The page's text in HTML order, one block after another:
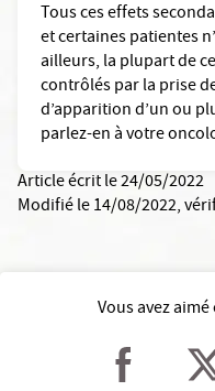
Tous ces effets
et certaines patientes
ailleurs, la plupart de
contrôlés par la prise
d’apparition d’un ou
parlez-en à votre
Article écrit le 24/05/2022
Modifié le 14/08/2022,
Vous avez